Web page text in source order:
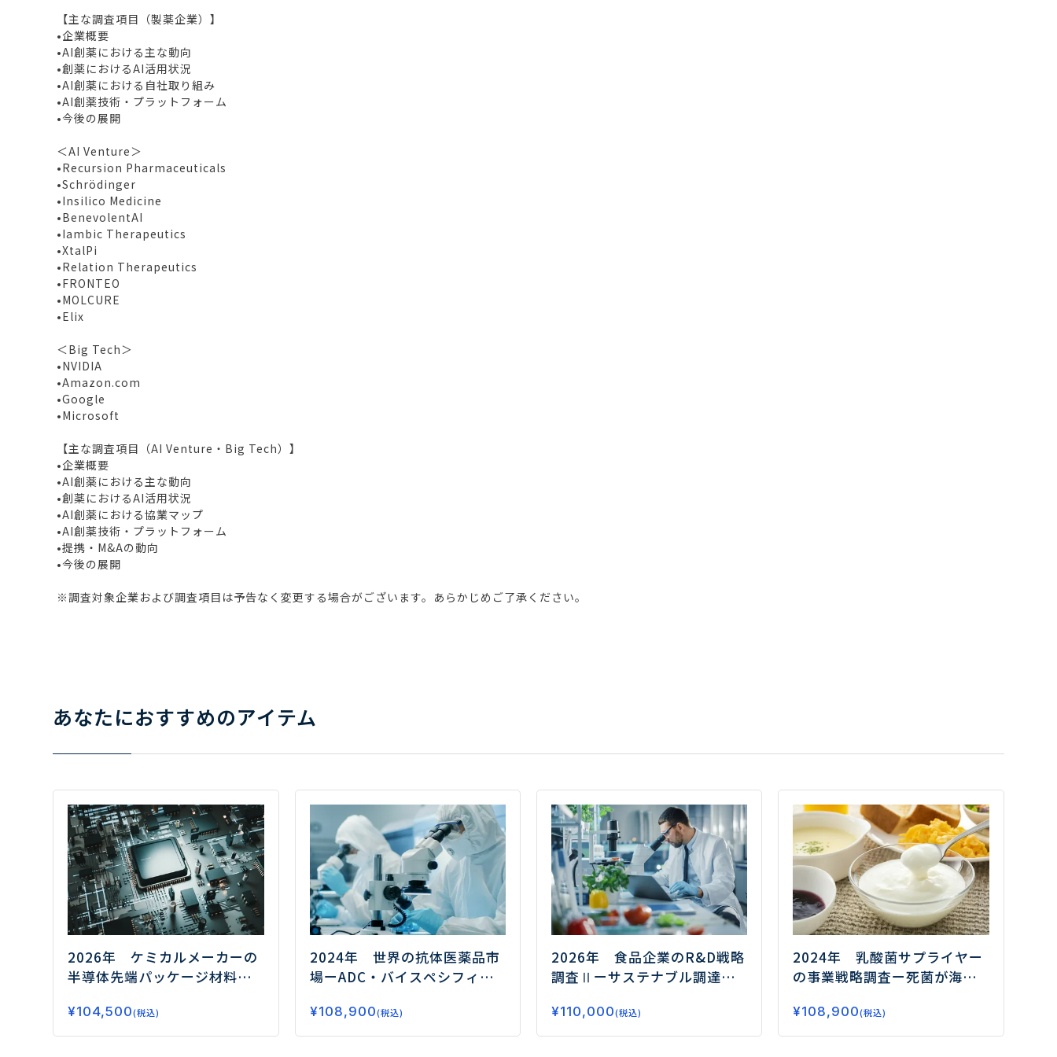
【主な調査項目（製薬企業）】
•企業概要
•AI創薬における主な動向
•創薬におけるAI活用状況
•AI創薬における自社取り組み
•AI創薬技術・プラットフォーム
•今後の展開
＜AI Venture＞
•Recursion Pharmaceuticals
•Schrödinger
•Insilico Medicine
•BenevolentAI
•Iambic Therapeutics
•XtalPi
•Relation Therapeutics
•FRONTEO
•MOLCURE
•Elix
＜Big Tech＞
•NVIDIA
•Amazon.com
•Google
•Microsoft
【主な調査項目（AI Venture・Big Tech）】
•企業概要
•AI創薬における主な動向
•創薬におけるAI活用状況
•AI創薬における協業マップ
•AI創薬技術・プラットフォーム
•提携・M&Aの動向
•今後の展開
※調査対象企業および調査項目は予告なく変更する場合がございます。あらかじめご了承ください。
あなたにおすすめのアイテム
2026年 ケミカルメーカーの
半導体先端パッケージ材料事
見据えた成長領域と競争戦
略ー
¥104,500(税込)
2024年 世界の抗体医薬品市
場ーADC・バイスペシフィッ
¥108,900(税込)
2026年 食品企業のR&D戦略
調査Ⅱ ーサステナブル調達か
戦略ー
¥110,000(税込)
2024年 乳酸菌サプライヤー
の事業戦略調査ー死菌が海外
ント市場の開拓に向けたヘル
スクレーム探求が進むー
¥108,900(税込)